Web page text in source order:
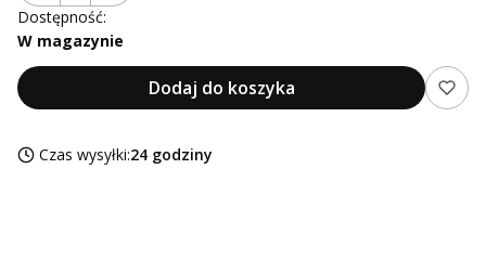
Dostępność:
W magazynie
Dodaj do koszyka
Czas wysyłki:24 godziny